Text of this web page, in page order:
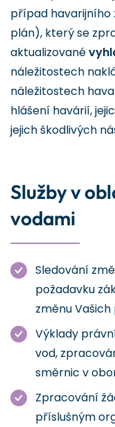
případ havarijního
plán), který se
aktualizované
náležitostech
náležitostech
hlášení havárií,
jejich škodlivých
Služby v
vodami
Sledování
požadavku
změnu
Výklady
vod,
směrnic v
Zpracování
příslušným